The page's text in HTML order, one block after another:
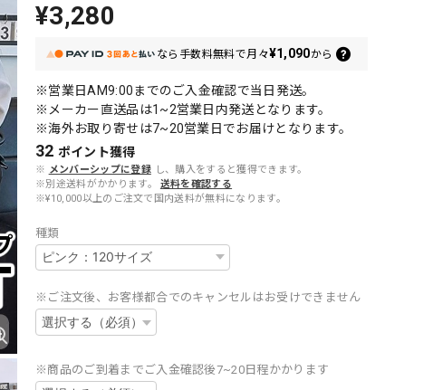
¥3,280
なら 手数料無料で月々¥1,090から
※営業日AM9:00までのご入金確認で当日発送。
※メーカー直送品は1~2営業日内発送となります。
※海外お取り寄せは7~20営業日でお届けとなります。
32 ポイント獲得
※ メンバーシップに登録 し、購入をすると獲得できます。
※別途送料がかかります。
送料を確認する
※¥10,000以上のご注文で国内送料が無料になります。
種類
※ご注文後、お客様都合でのキャンセルはお受けできません
※商品のご到着までご入金確認後7~20日程かかります